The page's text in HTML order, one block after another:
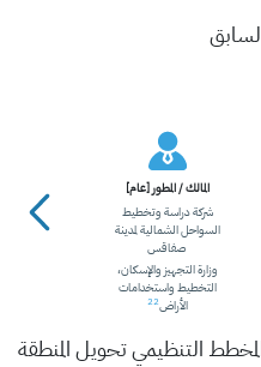
المالك / المطور [عام]
شركة دراسة وتخطيط
السواحل الشمالية لمدينة
صفاقس
وزارة التجهيز والإسكان،
التخطيط واستخدامات
الأراض22
التنظيمي تحويل المنطقة